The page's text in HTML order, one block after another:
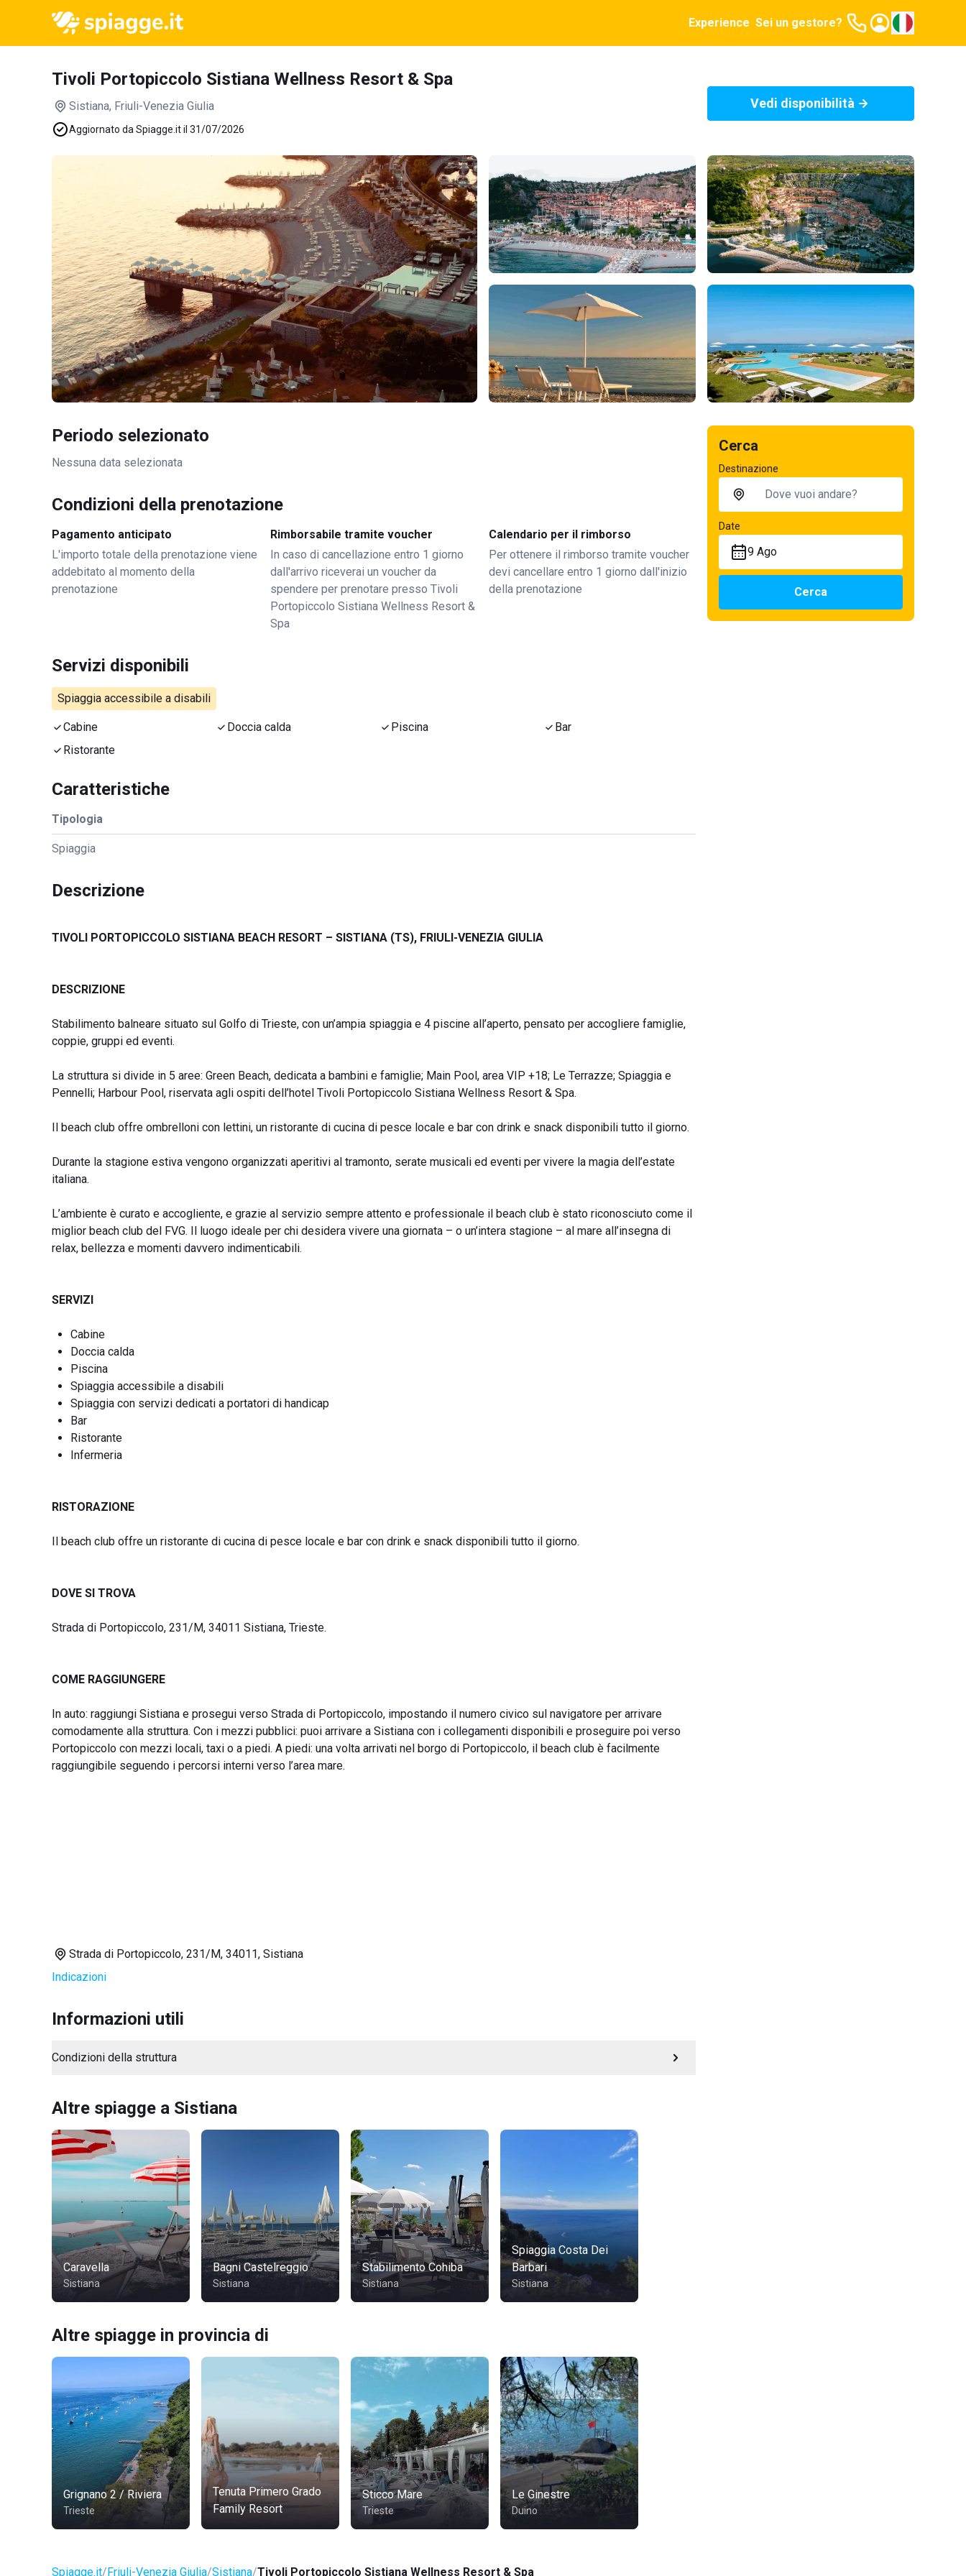
Experience Sei un gestore?
Tivoli Portopiccolo Sistiana Wellness Resort & Spa
Sistiana, Friuli-Venezia Giulia
Aggiornato da Spiagge.it il 31/07/2026
Vedi disponibilità
Periodo selezionato
Nessuna data selezionata
Condizioni della prenotazione
Pagamento anticipato
L'importo totale della prenotazione viene
addebitato al momento della
prenotazione
Rimborsabile tramite voucher
In caso di cancellazione entro 1 giorno
dall'arrivo riceverai un voucher da
spendere per prenotare presso Tivoli
Portopiccolo Sistiana Wellness Resort &
Spa
Calendario per il rimborso
Per ottenere il rimborso tramite voucher
devi cancellare entro 1 giorno dall'inizio
della prenotazione
Servizi disponibili
Spiaggia accessibile a disabili
Cabine Doccia calda Piscina
Bar
Ristorante
Caratteristiche
Tipologia
Spiaggia
Descrizione
TIVOLI PORTOPICCOLO SISTIANA BEACH RESORT – SISTIANA (TS), FRIULI-VENEZIA GIULIA
DESCRIZIONE
Stabilimento balneare situato sul Golfo di Trieste, con un’ampia spiaggia e 4 piscine all’aperto, pensato per accogliere famiglie,
coppie, gruppi ed eventi.
La struttura si divide in 5 aree: Green Beach, dedicata a bambini e famiglie; Main Pool, area VIP +18; Le Terrazze; Spiaggia e
Pennelli; Harbour Pool, riservata agli ospiti dell’hotel Tivoli Portopiccolo Sistiana Wellness Resort & Spa.
Il beach club offre ombrelloni con lettini, un ristorante di cucina di pesce locale e bar con drink e snack disponibili tutto il giorno.
Durante la stagione estiva vengono organizzati aperitivi al tramonto, serate musicali ed eventi per vivere la magia dell’estate
italiana.
L’ambiente è curato e accogliente, e grazie al servizio sempre attento e professionale il beach club è stato riconosciuto come il
miglior beach club del FVG. Il luogo ideale per chi desidera vivere una giornata – o un’intera stagione – al mare all’insegna di
relax, bellezza e momenti davvero indimenticabili.
SERVIZI
Cabine
Doccia calda
Piscina
Spiaggia accessibile a disabili
Spiaggia con servizi dedicati a portatori di handicap
Bar
Ristorante
Infermeria
RISTORAZIONE
Il beach club offre un ristorante di cucina di pesce locale e bar con drink e snack disponibili tutto il giorno.
DOVE SI TROVA
Strada di Portopiccolo, 231/M, 34011 Sistiana, Trieste.
COME RAGGIUNGERE
In auto: raggiungi Sistiana e prosegui verso Strada di Portopiccolo, impostando il numero civico sul navigatore per arrivare
comodamente alla struttura. Con i mezzi pubblici: puoi arrivare a Sistiana con i collegamenti disponibili e proseguire poi verso
Portopiccolo con mezzi locali, taxi o a piedi. A piedi: una volta arrivati nel borgo di Portopiccolo, il beach club è facilmente
raggiungibile seguendo i percorsi interni verso l’area mare.
Strada di Portopiccolo, 231/M, 34011, Sistiana
Indicazioni
Informazioni utili
Condizioni della struttura
Altre spiagge a Sistiana
Caravella
Sistiana
Bagni Castelreggio
Sistiana
Stabilimento Cohiba
Sistiana
Spiaggia Costa Dei
Barbari
Sistiana
Altre spiagge in provincia di
Grignano 2 / Riviera
Trieste
Tenuta Primero Grado
Family Resort
Sticco Mare
Trieste
Le Ginestre
Duino
Spiagge.it Friuli-Venezia Giulia Sistiana Tivoli Portopiccolo Sistiana Wellness Resort & Spa
Cerca
Destinazione
Date
9 Ago
Cerca